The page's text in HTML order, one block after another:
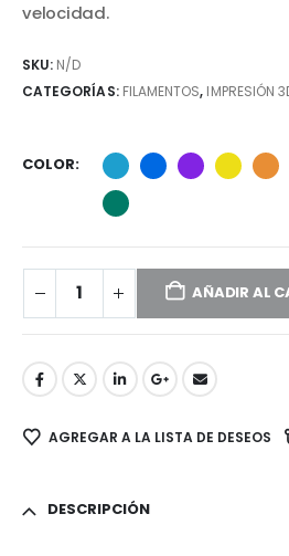
velocidad.
SKU: N/D
CATEGORÍAS: FILAMENTOS, IMPRESIÓN
COLOR
AÑADIR AL
AGREGAR A LA LISTA DE DESEOS
DESCRIPCIÓN